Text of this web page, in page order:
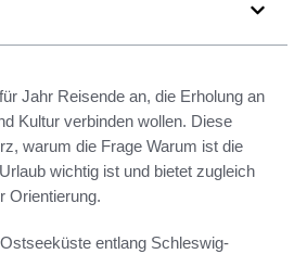
Jahr Reisende an, die Erholung an
Kultur verbinden wollen. Diese
warum die Frage Warum ist die
wichtig ist und bietet zugleich
Orientierung.
entlang Schleswig-